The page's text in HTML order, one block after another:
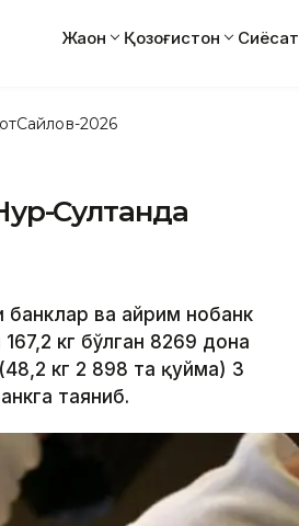
Жаҳон Қозоғистон Сиёсат
Сайлов-2026
Султанда
банклар ва айрим нобанк
кг бўлган 8269 дона
кг 2 898 та қуйма) 3
таяниб.